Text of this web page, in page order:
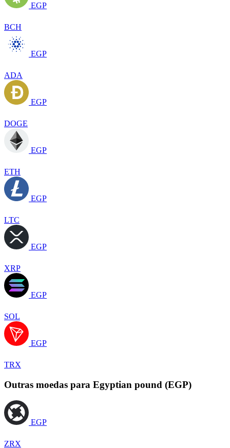
EGP
BCH
EGP
ADA
EGP
DOGE
EGP
ETH
EGP
LTC
EGP
XRP
EGP
SOL
EGP
TRX
Outras moedas para Egyptian pound (EGP)
EGP
ZRX